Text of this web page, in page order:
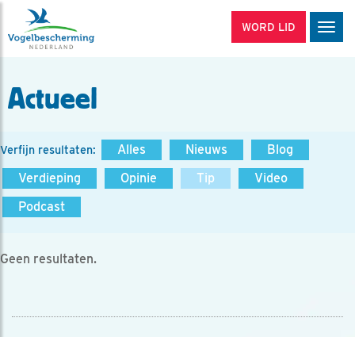
WORD LID
Actueel
Verfijn resultaten: Alles Nieuws
Blog
Verdieping
Opinie Tip
Video
Podcast
Geen resultaten.